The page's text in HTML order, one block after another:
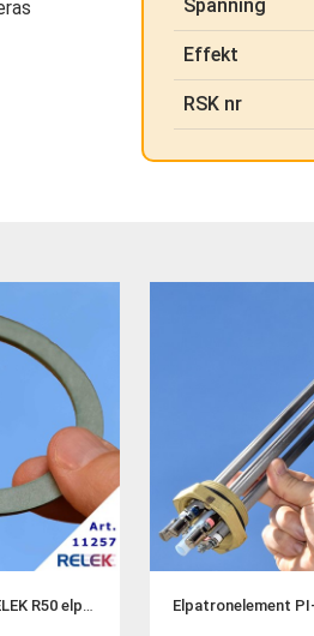
Spänning
Effekt
RSK nr